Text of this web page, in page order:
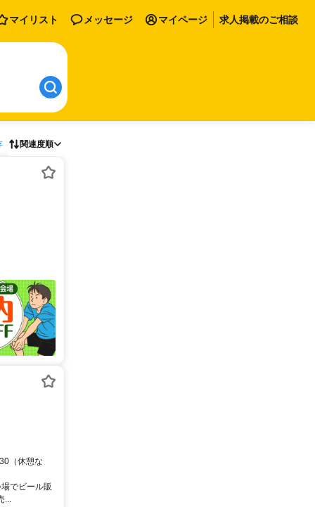
マイリスト メッセージ マイページ 求人掲載のご相談
関連度順
（休憩な
でビール販
...